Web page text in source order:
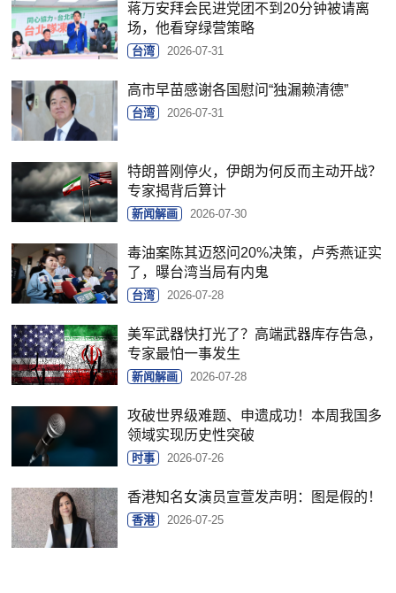
蒋万安拜会民进党团不到20分钟被请离
场，他看穿绿营策略
台湾 2026-07-31
高市早苗感谢各国慰问“独漏赖清德”
台湾 2026-07-31
特朗普刚停火，伊朗为何反而主动开战？
专家揭背后算计
新闻解画 2026-07-30
毒油案陈其迈怒问20%决策，卢秀燕证实
了，曝台湾当局有内鬼
台湾 2026-07-28
美军武器快打光了？高端武器库存告急，
专家最怕一事发生
新闻解画 2026-07-28
攻破世界级难题、申遗成功！本周我国多
领域实现历史性突破
时事 2026-07-26
香港知名女演员宣萱发声明：图是假的！
香港 2026-07-25